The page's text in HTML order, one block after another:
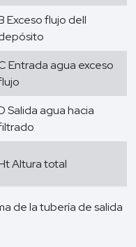
Exceso flujo dell
Entrada agua exceso
Salida agua hacia
Altura total
de la tubería de salida